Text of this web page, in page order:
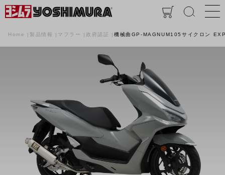
Home 製品情報 マフラー 政府認証 機械曲GP-MAGNUM105サイクロン